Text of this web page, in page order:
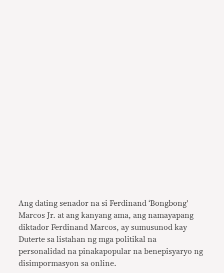
Ang dating senador na si Ferdinand ‘Bongbong’
Marcos Jr. at ang kanyang ama, ang namayapang
diktador Ferdinand Marcos, ay sumusunod kay
Duterte sa listahan ng mga politikal na
personalidad na pinakapopular na benepisyaryo ng
disimpormasyon sa online.